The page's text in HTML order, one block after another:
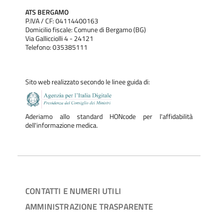
ATS BERGAMO
P.IVA / CF: 04114400163
Domicilio fiscale: Comune di Bergamo (BG)
Via Gallicciolli 4 - 24121
Telefono: 035385111
Sito web realizzato secondo le linee guida di:
Aderiamo allo standard HONcode per l'affidabilità
dell'informazione medica.
CONTATTI E NUMERI UTILI
AMMINISTRAZIONE TRASPARENTE